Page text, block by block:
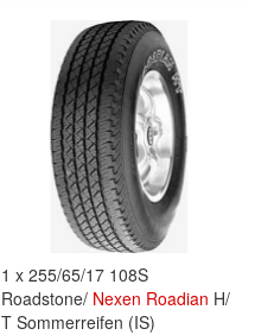
1 x 255/65/17 108S
Roadstone/ Nexen Roadian H/
T Sommerreifen (IS)